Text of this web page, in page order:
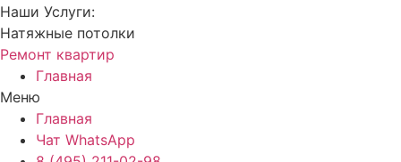
Наши Услуги:
Натяжные потолки
Ремонт квартир
Главная
Меню
Главная
Чат WhatsApp